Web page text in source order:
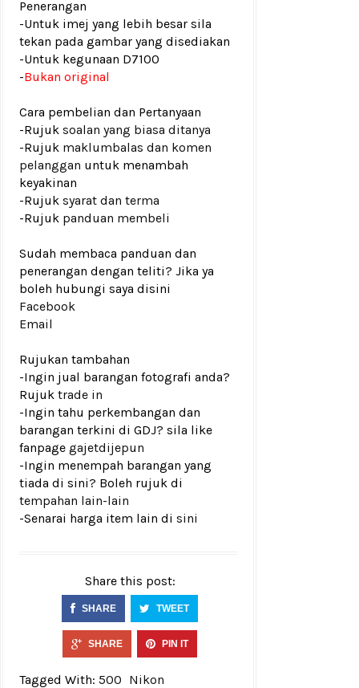
Penerangan
-Untuk imej yang lebih besar sila
tekan pada gambar yang disediakan
-Untuk kegunaan D7100
-Bukan original
Cara pembelian dan Pertanyaan
-Rujuk soalan yang biasa ditanya
-Rujuk maklumbalas dan komen
pelanggan untuk menambah
keyakinan
-Rujuk syarat dan terma
-Rujuk panduan membeli
Sudah membaca panduan dan
penerangan dengan teliti? Jika ya
boleh hubungi saya disini
Facebook
Email
Rujukan tambahan
-Ingin jual barangan fotografi anda?
Rujuk trade in
-Ingin tahu perkembangan dan
barangan terkini di GDJ? sila like
fanpage gajetdijepun
-Ingin menempah barangan yang
tiada di sini? Boleh rujuk di
tempahan lain-lain
-Senarai harga item lain di sini
Share this post:
SHARE TWEET
SHARE PIN IT
Tagged With: 500 Nikon